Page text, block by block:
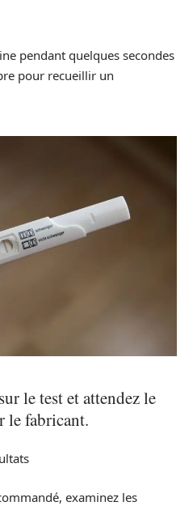
pendant quelques secondes
pour recueillir un
le test et attendez le
le fabricant.
examinez les